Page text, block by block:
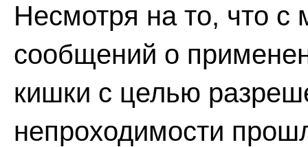
Несмотря на то, что с
сообщений о
кишки с целью
непроходимости